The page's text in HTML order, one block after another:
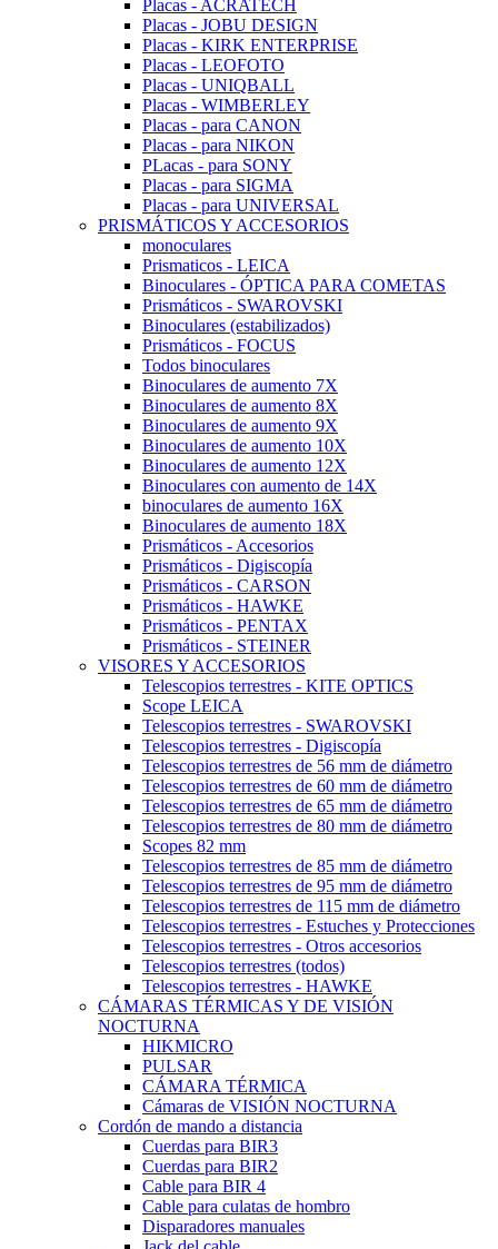
Placas - ACRATECH
Placas - JOBU DESIGN
Placas - KIRK ENTERPRISE
Placas - LEOFOTO
Placas - UNIQBALL
Placas - WIMBERLEY
Placas - para CANON
Placas - para NIKON
PLacas - para SONY
Placas - para SIGMA
Placas - para UNIVERSAL
PRISMÁTICOS Y ACCESORIOS
monoculares
Prismaticos - LEICA
Binoculares - ÓPTICA PARA COMETAS
Prismáticos - SWAROVSKI
Binoculares (estabilizados)
Prismáticos - FOCUS
Todos binoculares
Binoculares de aumento 7X
Binoculares de aumento 8X
Binoculares de aumento 9X
Binoculares de aumento 10X
Binoculares de aumento 12X
Binoculares con aumento de 14X
binoculares de aumento 16X
Binoculares de aumento 18X
Prismáticos - Accesorios
Prismáticos - Digiscopía
Prismáticos - CARSON
Prismáticos - HAWKE
Prismáticos - PENTAX
Prismáticos - STEINER
VISORES Y ACCESORIOS
Telescopios terrestres - KITE OPTICS
Scope LEICA
Telescopios terrestres - SWAROVSKI
Telescopios terrestres - Digiscopía
Telescopios terrestres de 56 mm de diámetro
Telescopios terrestres de 60 mm de diámetro
Telescopios terrestres de 65 mm de diámetro
Telescopios terrestres de 80 mm de diámetro
Scopes 82 mm
Telescopios terrestres de 85 mm de diámetro
Telescopios terrestres de 95 mm de diámetro
Telescopios terrestres de 115 mm de diámetro
Telescopios terrestres - Estuches y Protecciones
Telescopios terrestres - Otros accesorios
Telescopios terrestres (todos)
Telescopios terrestres - HAWKE
CÁMARAS TÉRMICAS Y DE VISIÓN
NOCTURNA
HIKMICRO
PULSAR
CÁMARA TÉRMICA
Cámaras de VISIÓN NOCTURNA
Cordón de mando a distancia
Cuerdas para BIR3
Cuerdas para BIR2
Cable para BIR 4
Cable para culatas de hombro
Disparadores manuales